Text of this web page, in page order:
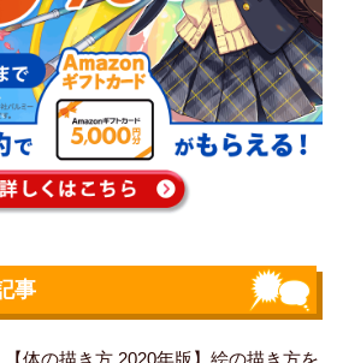
事
【体の描き方 2020年版】絵の描き方を